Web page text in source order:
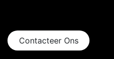
Contacteer Ons